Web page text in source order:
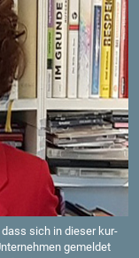
dass sich in die­ser kur­
ge­mel­det